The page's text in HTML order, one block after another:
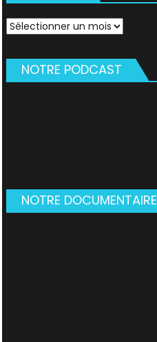
Archives
NOTRE PODCAST
NOTRE DOCUMENTAIRE